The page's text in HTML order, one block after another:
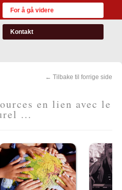
For å gå videre
Kontakt
← Tilbake til forrige side
en lien avec le
...